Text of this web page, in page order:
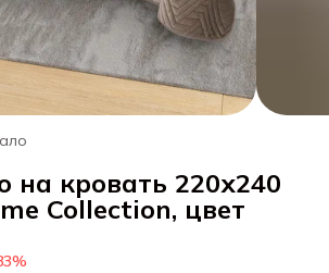
на кровать 220х240
Collection, цвет
%